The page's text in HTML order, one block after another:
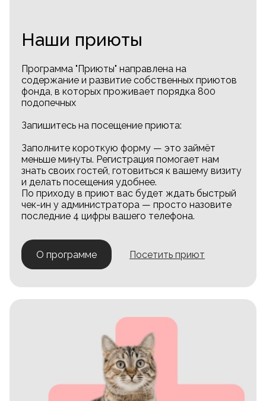
Наши приюты
Программа "Приюты" направлена на
содержание и развитие собственных приютов
фонда, в которых проживает порядка 800
подопечных
Запишитесь на посещение приюта:
Заполните короткую форму — это займёт
меньше минуты. Регистрация помогает нам
знать своих гостей, готовиться к вашему визиту
и делать посещения удобнее.
По приходу в приют вас будет ждать быстрый
чек-ин у администратора — просто назовите
последние 4 цифры вашего телефона.
О программе Посетить приют